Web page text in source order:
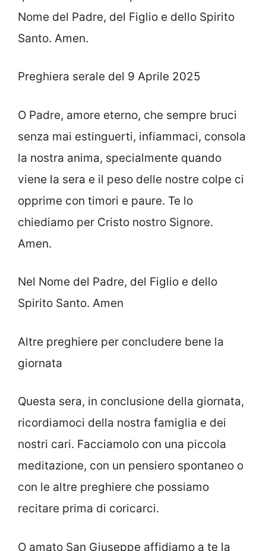
Nome del Padre, del Figlio e dello Spirito
Santo. Amen.
Preghiera serale del 9 Aprile 2025
O Padre, amore eterno, che sempre bruci
senza mai estinguerti, infiammaci, consola
la nostra anima, specialmente quando
viene la sera e il peso delle nostre colpe ci
opprime con timori e paure. Te lo
chiediamo per Cristo nostro Signore.
Amen.
Nel Nome del Padre, del Figlio e dello
Spirito Santo. Amen
Altre preghiere per concludere bene la
giornata
Questa sera, in conclusione della giornata,
ricordiamoci della nostra famiglia e dei
nostri cari. Facciamolo con una piccola
meditazione, con un pensiero spontaneo o
con le altre preghiere che possiamo
recitare prima di coricarci.
O amato San Giuseppe affidiamo a te la